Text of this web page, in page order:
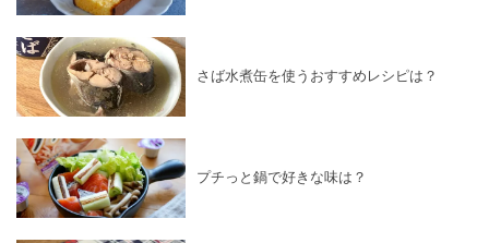
さば水煮缶を使うおすすめレシピは？
プチっと鍋で好きな味は？